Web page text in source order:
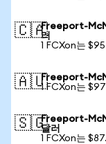
🇨🇦Freeport-
러
1 FCXon는
🇦🇺Freeport-
1 FCXon는
🇸🇬Freeport-
달러
1 FCXon는